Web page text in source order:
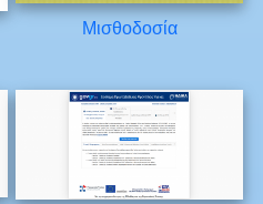
Μισθοδοσία